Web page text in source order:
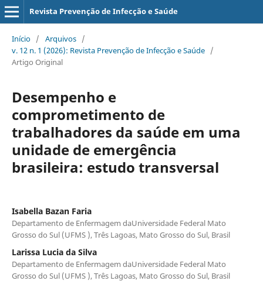
Revista Prevenção de Infecção e Saúde
Início / Arquivos /
v. 12 n. 1 (2026): Revista Prevenção de Infecção e Saúde /
Artigo Original
Desempenho e
comprometimento de
trabalhadores da saúde em uma
unidade de emergência
brasileira: estudo transversal
Isabella Bazan Faria
Departamento de Enfermagem daUniversidade Federal Mato
Grosso do Sul (UFMS ), Três Lagoas, Mato Grosso do Sul, Brasil
Larissa Lucia da Silva
Departamento de Enfermagem daUniversidade Federal Mato
Grosso do Sul (UFMS ), Três Lagoas, Mato Grosso do Sul, Brasil